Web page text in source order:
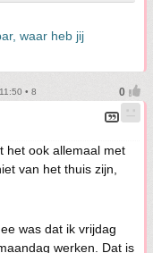
waar heb jij
• 8
het ook allemaal met
van het thuis zijn,
was dat ik vrijdag
werken. Dat is